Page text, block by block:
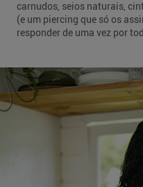
carnudos, seios naturais,
(e um piercing que só os
responder de uma vez por